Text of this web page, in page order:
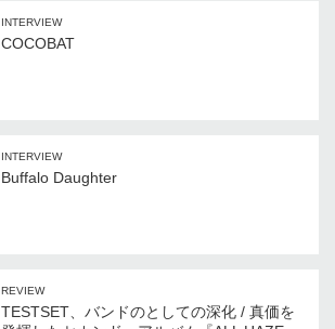
INTERVIEW
COCOBAT
INTERVIEW
Buffalo Daughter
REVIEW
TESTSET、バンドのとしての深化 / 真価を